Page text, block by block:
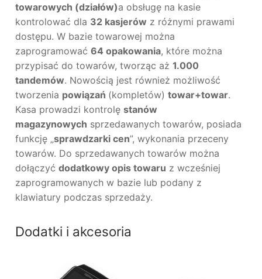
towarowych (działów)a obsługę na kasie
kontrolować dla 32 kasjerów z różnymi prawami
dostępu. W bazie towarowej można
zaprogramować 64 opakowania, które można
przypisać do towarów, tworząc aż 1.000
tandemów. Nowością jest również możliwość
tworzenia powiązań (kompletów) towar+towar.
Kasa prowadzi kontrolę stanów
magazynowych sprzedawanych towarów, posiada
funkcję „sprawdzarki cen”, wykonania przeceny
towarów. Do sprzedawanych towarów można
dołączyć dodatkowy opis towaru z wcześniej
zaprogramowanych w bazie lub podany z
klawiatury podczas sprzedaży.
Dodatki i akcesoria